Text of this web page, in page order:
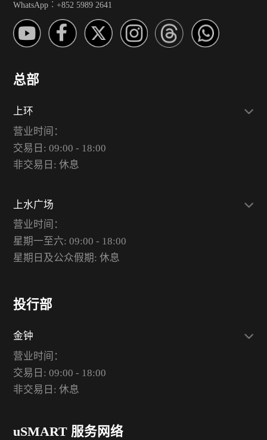
WhatsApp︰+852 5989 2641
总部
上环
营业时间：
交易日: 09:00 - 18:00
非交易日: 休息
上水广场
营业时间：
星期一至六: 09:00 - 18:00
星期日及公众假期: 休息
投行部
金钟
营业时间：
交易日: 09:00 - 18:00
非交易日: 休息
uSMART 服务网络